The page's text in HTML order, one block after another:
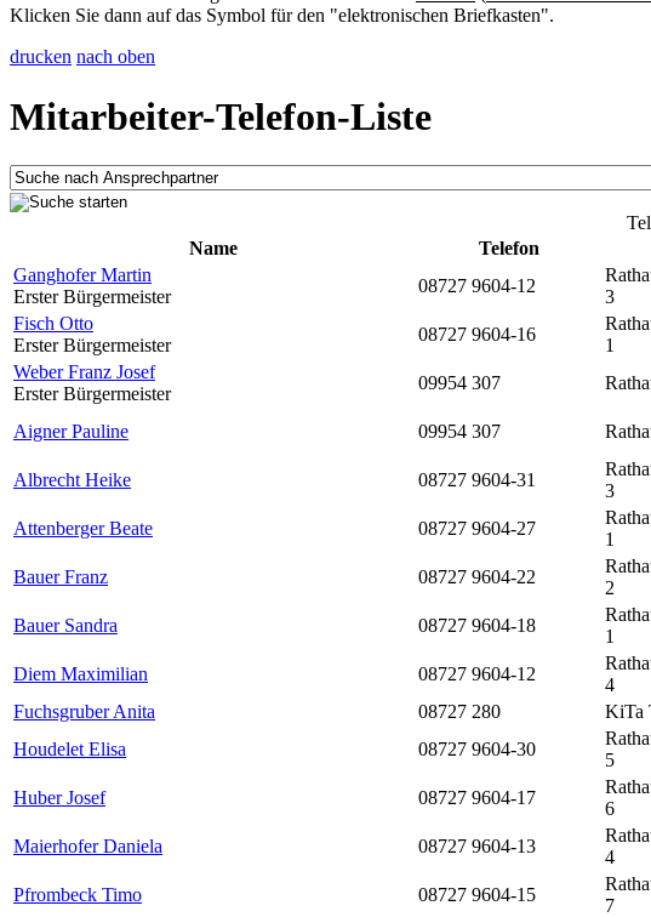
Klicken Sie dann auf das Symbol für den "elektronischen Briefkasten".
drucken nach oben
Mitarbeiter-Telefon-Liste
Name
Telefon
Ganghofer Martin
Erster Bürgermeister
08727 9604-12
3
Fisch Otto
Erster Bürgermeister
08727 9604-16
1
Weber Franz Josef
Erster Bürgermeister
09954 307
Aigner Pauline 09954 307
Albrecht Heike
08727 9604-31
3
Attenberger Beate 08727 9604-27
1
Bauer Franz 08727 9604-22
2
Bauer Sandra 08727 9604-18
1
Diem Maximilian 08727 9604-12
4
Fuchsgruber Anita
08727 280 KiTa
Houdelet Elisa
08727 9604-30
5
Huber Josef 08727 9604-17
6
Maierhofer Daniela 08727 9604-13
4
Pfrombeck Timo 08727 9604-15
7